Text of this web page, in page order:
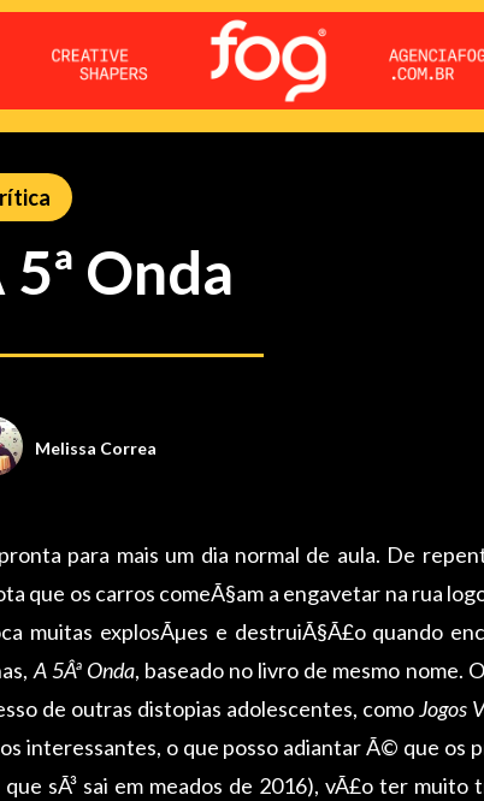
5ª Onda
Melissa Correa
para mais um dia normal de aula. De
que os carros comeÃ§am a engavetar na rua
muitas explosÃµes e destruiÃ§Ã£o quando
A 5Âª Onda, baseado no livro de mesmo nome.
de outras distopias adolescentes, comoJogos
interessantes, o que posso adiantar Ã© que os
sÃ³ sai em meados de 2016), vÃ£o ter